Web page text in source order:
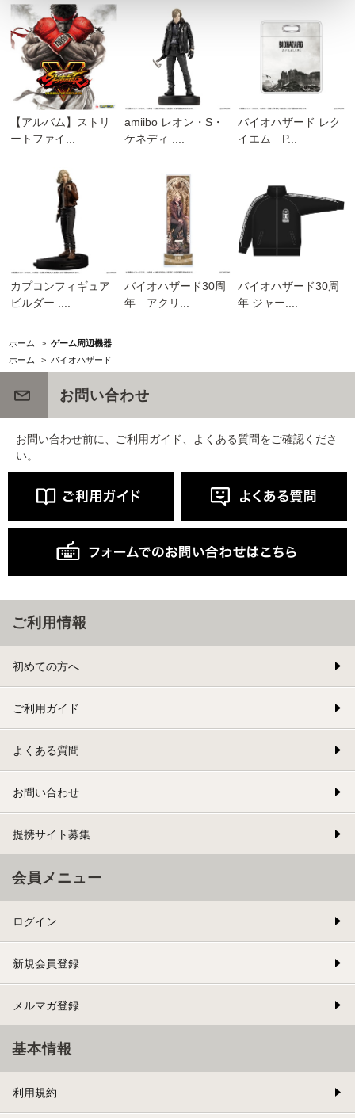
【アルバム】ストリ
ートファイ...
amiibo レオン・S・
ケネディ ....
バイオハザード レク
イエム P...
カプコンフィギュア
ビルダー ....
バイオハザード30周
年 アクリ...
バイオハザード30周
年 ジャー....
ホーム > ゲーム周辺機器
ホーム
> バイオハザード
お問い合わせ
お問い合わせ前に、ご利用ガイド、よくある質問をご確認くださ
い。
ご利用情報
初めての方へ
ご利用ガイド
よくある質問
お問い合わせ
提携サイト募集
会員メニュー
ログイン
新規会員登録
メルマガ登録
基本情報
利用規約